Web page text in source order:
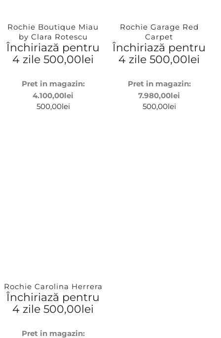
Rochie Boutique Miau
by Clara Rotescu
Închiriază pentru
4 zile500,00lei
Pret in magazin:
4.100,00lei
500,00lei
Rochie Garage Red
Carpet
Închiriază pentru
4 zile500,00lei
Pret in magazin:
7.980,00lei
500,00lei
Rochie Carolina Herrera
Închiriază pentru
4 zile500,00lei
Pret in magazin: